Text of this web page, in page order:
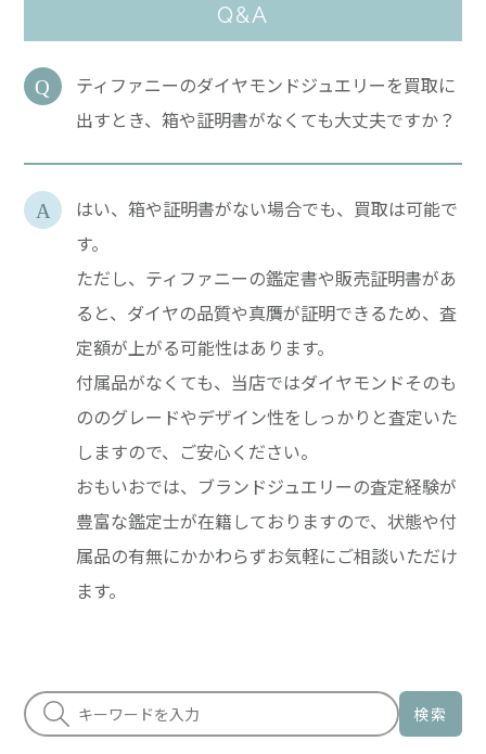
Q&A
ティファニーのダイヤモンドジュエリーを買取に
出すとき、箱や証明書がなくても大丈夫ですか？
はい、箱や証明書がない場合でも、買取は可能で
す。
ただし、ティファニーの鑑定書や販売証明書があ
ると、ダイヤの品質や真贋が証明できるため、査
定額が上がる可能性はあります。
付属品がなくても、当店ではダイヤモンドそのも
ののグレードやデザイン性をしっかりと査定いた
しますので、ご安心ください。
おもいおでは、ブランドジュエリーの査定経験が
豊富な鑑定士が在籍しておりますので、状態や付
属品の有無にかかわらずお気軽にご相談いただけ
ます。
検索